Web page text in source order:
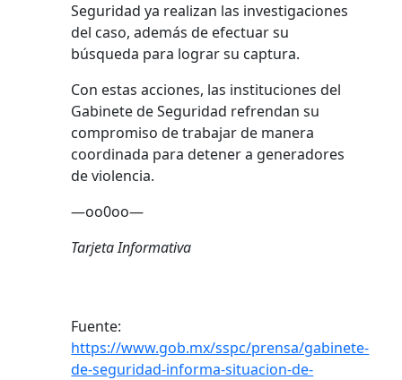
Seguridad ya realizan las investigaciones
del caso, además de efectuar su
búsqueda para lograr su captura.
Con estas acciones, las instituciones del
Gabinete de Seguridad refrendan su
compromiso de trabajar de manera
coordinada para detener a generadores
de violencia.
—oo0oo—
Tarjeta Informativa
Fuente:
https://www.gob.mx/sspc/prensa/gabinete-
de-seguridad-informa-situacion-de-